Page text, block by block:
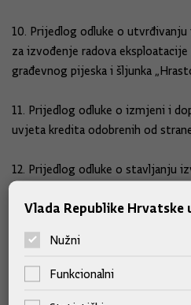
10. Prijedlog odluke o utvrđivanju
za izvođenje radova
građevnog pijeska i šljunka
11. Prijedlog odluke o izmjeni i
uvjeta kredita odobrenih od
12. Prijedlog odluke o stavljanju
oboljelima od bolesti COVID-19
13. Prijedlozi za prihvaćanje
Hrvatske nad:
Vlada Republike
Nužni
Funkcionalni